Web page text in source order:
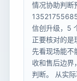
情况协助判断
信创升级，5
正要核对的是
先看现场能不
收和售后边界
判断。 从实